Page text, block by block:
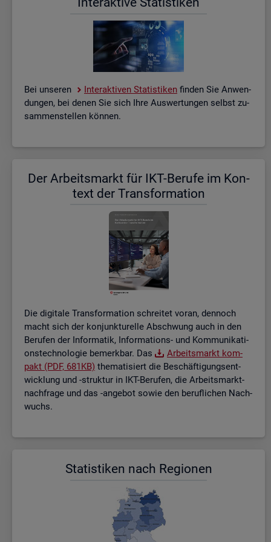
Bei un­se­ren In­ter­ak­ti­ven Sta­tis­ti­ken fin­den Sie An­wen­
dun­gen, bei denen Sie sich Ihre Aus­wer­tun­gen selbst zu­
sam­men­stel­len kön­nen.
Der Ar­beits­markt für IKT-Be­ru­fe im Kon­
text der Trans­for­ma­ti­on
Die di­gi­ta­le Trans­for­ma­ti­on schrei­tet voran, den­noch
macht sich der kon­junk­tu­rel­le Ab­schwung auch in den
Be­ru­fen der In­for­ma­tik, In­for­ma­ti­ons- und Kom­mu­ni­ka­ti­
ons­tech­no­lo­gie be­merk­bar. Das
Ar­beits­markt kom­
pakt (PDF, 681KB) the­ma­ti­siert die Be­schäf­ti­gungs­ent­
wick­lung und -struk­tur in IKT-Be­ru­fen, die Ar­beits­markt­
nach­fra­ge und das -an­ge­bot sowie den be­ruf­li­chen Nach­
wuchs.
Sta­tis­ti­ken nach Re­gio­nen